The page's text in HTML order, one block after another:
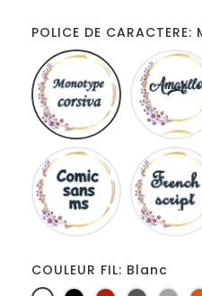
POLICE DE
Monotype
corsiva
Comic
sans
ms
COULEUR FIL: Blanc